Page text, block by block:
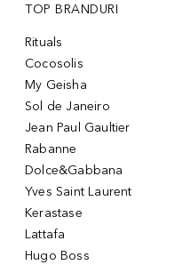
TOP BRANDURI
Rituals
Cocosolis
My Geisha
Sol de Janeiro
Jean Paul Gaultier
Rabanne
Dolce&Gabbana
Yves Saint Laurent
Kerastase
Lattafa
Hugo Boss